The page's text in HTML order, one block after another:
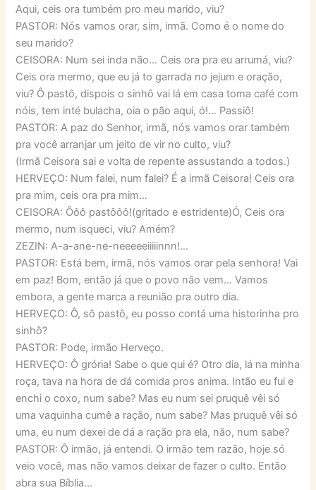
Aqui, ceis ora tumbém pro meu marido, viu?
PASTOR: Nós vamos orar, sim, irmã. Como é o nome do
seu marido?
CEISORA: Num sei inda não… Ceis ora pra eu arrumá, viu?
Ceis ora mermo, que eu já to garrada no jejum e oração,
viu? Ô pastô, dispois o sinhô vai lá em casa toma café com
nóis, tem inté bulacha, oia o pão aqui, ó!… Passiô!
PASTOR: A paz do Senhor, irmã, nós vamos orar também
pra você arranjar um jeito de vir no culto, viu?
(Irmã Ceisora sai e volta de repente assustando a todos.)
HERVEÇO: Num falei, num falei? É a irmã Ceisora! Ceis ora
pra mim, ceis ora pra mim…
CEISORA: Ôôô pastôôô!(gritado e estridente)Ó, Ceis ora
mermo, num isqueci, viu? Amém?
ZEZIN: A-a-ane-ne-neeeeeiiiiinnn!…
PASTOR: Está bem, irmã, nós vamos orar pela senhora! Vai
em paz! Bom, então já que o povo não vem… Vamos
embora, a gente marca a reunião pra outro dia.
HERVEÇO: Ô, sô pastô, eu posso contá uma historinha pro
sinhô?
PASTOR: Pode, irmão Herveço.
HERVEÇO: Ô grória! Sabe o que qui é? Otro dia, lá na minha
roça, tava na hora de dá comida pros anima. Intão eu fui e
enchi o coxo, num sabe? Mas eu num sei pruquê vêi só
uma vaquinha cumê a ração, num sabe? Mas pruquê vêi só
uma, eu num dexei de dá a ração pra ela, não, num sabe?
PASTOR: Ô irmão, já entendi. O irmão tem razão, hoje só
veio você, mas não vamos deixar de fazer o culto. Então
abra sua Bíblia…